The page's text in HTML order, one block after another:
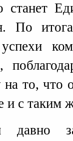
станет
По
то, что
и с таким
давно